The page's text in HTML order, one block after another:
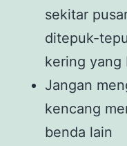
sekitar
ditepuk-
kering yang
Jangan
kencang
benda lain